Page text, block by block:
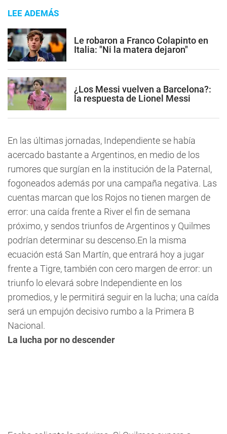
LEE ADEMÁS
Le robaron a Franco Colapinto en
Italia: "Ni la matera dejaron"
¿Los Messi vuelven a Barcelona?:
la respuesta de Lionel Messi
En las últimas jornadas, Independiente se había
acercado bastante a Argentinos, en medio de los
rumores que surgían en la institución de la Paternal,
fogoneados además por una campaña negativa. Las
cuentas marcan que los Rojos no tienen margen de
error: una caída frente a River el fin de semana
próximo, y sendos triunfos de Argentinos y Quilmes
podrían determinar su descenso.En la misma
ecuación está San Martín, que entrará hoy a jugar
frente a Tigre, también con cero margen de error: un
triunfo lo elevará sobre Independiente en los
promedios, y le permitirá seguir en la lucha; una caída
será un empujón decisivo rumbo a la Primera B
Nacional.
La lucha por no descender